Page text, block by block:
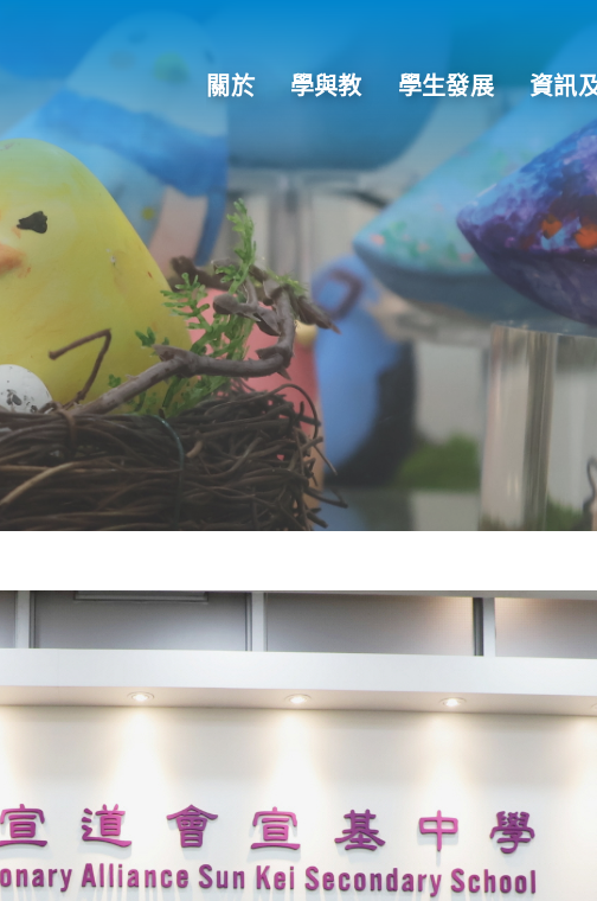
關於 學與教 學生發展 資訊